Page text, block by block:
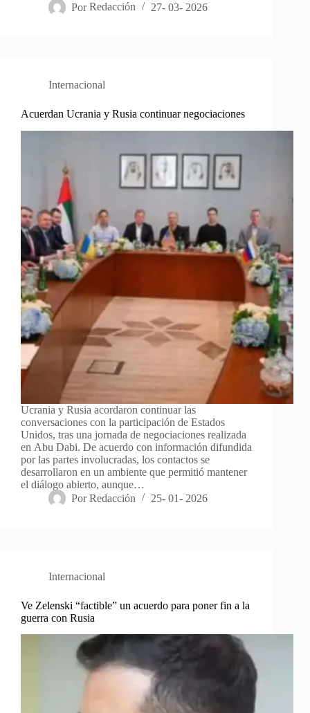
Por Redacción 27- 03- 2026
Internacional
Acuerdan Ucrania y Rusia continuar negociaciones
Ucrania y Rusia acordaron continuar las
conversaciones con la participación de Estados
Unidos, tras una jornada de negociaciones realizada
en Abu Dabi. De acuerdo con información difundida
por las partes involucradas, los contactos se
desarrollaron en un ambiente que permitió mantener
el diálogo abierto, aunque…
Por Redacción 25- 01- 2026
Internacional
Ve Zelenski “factible” un acuerdo para poner fin a la
guerra con Rusia